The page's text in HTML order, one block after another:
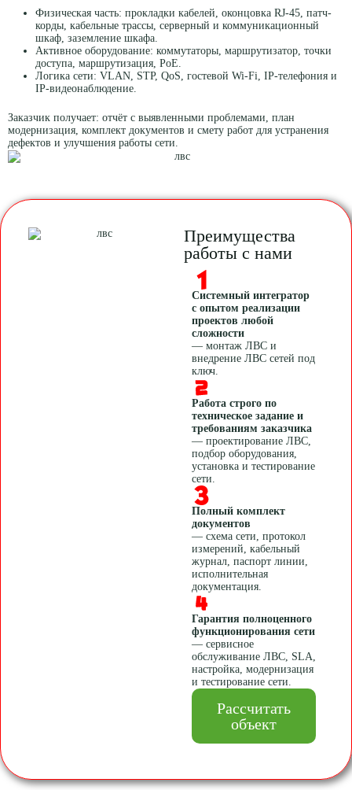
Физическая часть: прокладки кабелей, оконцовка RJ-45, патч-
корды, кабельные трассы, серверный и коммуникационный
шкаф, заземление шкафа.
Активное оборудование: коммутаторы, маршрутизатор, точки
доступа, маршрутизация, PoE.
Логика сети: VLAN, STP, QoS, гостевой Wi-Fi, IP-телефония и
IP-видеонаблюдение.
Заказчик получает: отчёт с выявленными проблемами, план
модернизация, комплект документов и смету работ для устранения
дефектов и улучшения работы сети.
Преимущества
работы с нами
Системный интегратор
с опытом реализации
проектов любой
сложности
— монтаж ЛВС и
внедрение ЛВС сетей под
ключ.
Работа строго по
техническое задание и
требованиям заказчика
— проектирование ЛВС,
подбор оборудования,
установка и тестирование
сети.
Полный комплект
документов
— схема сети, протокол
измерений, кабельный
журнал, паспорт линии,
исполнительная
документация.
Гарантия полноценного
функционирования сети
— сервисное
обслуживание ЛВС, SLA,
настройка, модернизация
и тестирование сети.
Рассчитать
объект